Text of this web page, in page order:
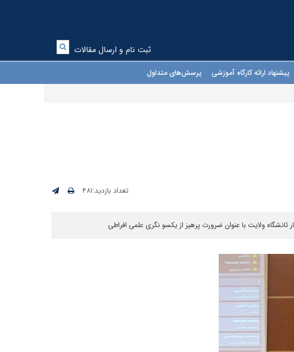
ثبت نام و ارسال مقالات
پیشنهاد ارائه کارگاه آموزشی
پرسش‌های متداول
تعداد بازدید:۴۸۱
ولایت با عنوان ضرورت پرهیز از یکسو نگری علمی افراطی